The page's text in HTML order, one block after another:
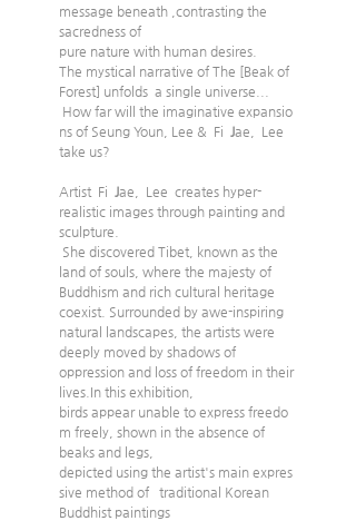
message beneath ,contrasting the
sacredness of
pure nature with human desires.
The mystical narrative of The [Beak of
Forest] unfolds  a single universe...
How far will the imaginative expansio
ns of Seung Youn, Lee &  Fi Jae,  Lee
take us?
Artist  Fi Jae,  Lee  creates hyper-
realistic images through painting and
sculpture.
She discovered Tibet, known as the
land of souls, where the majesty of
Buddhism and rich cultural heritage
coexist. Surrounded by awe-inspiring
natural landscapes, the artists were
deeply moved by shadows of
oppression and loss of freedom in their
lives.In this exhibition,
birds appear unable to express freedo
m freely, shown in the absence of
beaks and legs,
depicted using the artist's main expres
sive method of   traditional Korean
Buddhist paintings